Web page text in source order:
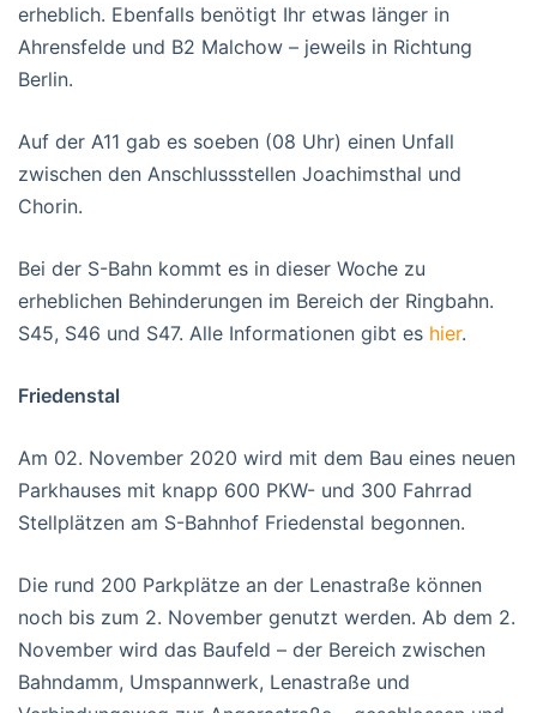
erheblich. Ebenfalls benötigt Ihr etwas länger in
Ahrensfelde und B2 Malchow – jeweils in Richtung
Berlin.
Auf der A11 gab es soeben (08 Uhr) einen Unfall
zwischen den Anschlussstellen Joachimsthal und
Chorin.
Bei der S-Bahn kommt es in dieser Woche zu
erheblichen Behinderungen im Bereich der Ringbahn.
S45, S46 und S47. Alle Informationen gibt es hier.
Friedenstal
Am 02. November 2020 wird mit dem Bau eines neuen
Parkhauses mit knapp 600 PKW- und 300 Fahrrad
Stellplätzen am S-Bahnhof Friedenstal begonnen.
Die rund 200 Parkplätze an der Lenastraße können
noch bis zum 2. November genutzt werden. Ab dem 2.
November wird das Baufeld – der Bereich zwischen
Bahndamm, Umspannwerk, Lenastraße und